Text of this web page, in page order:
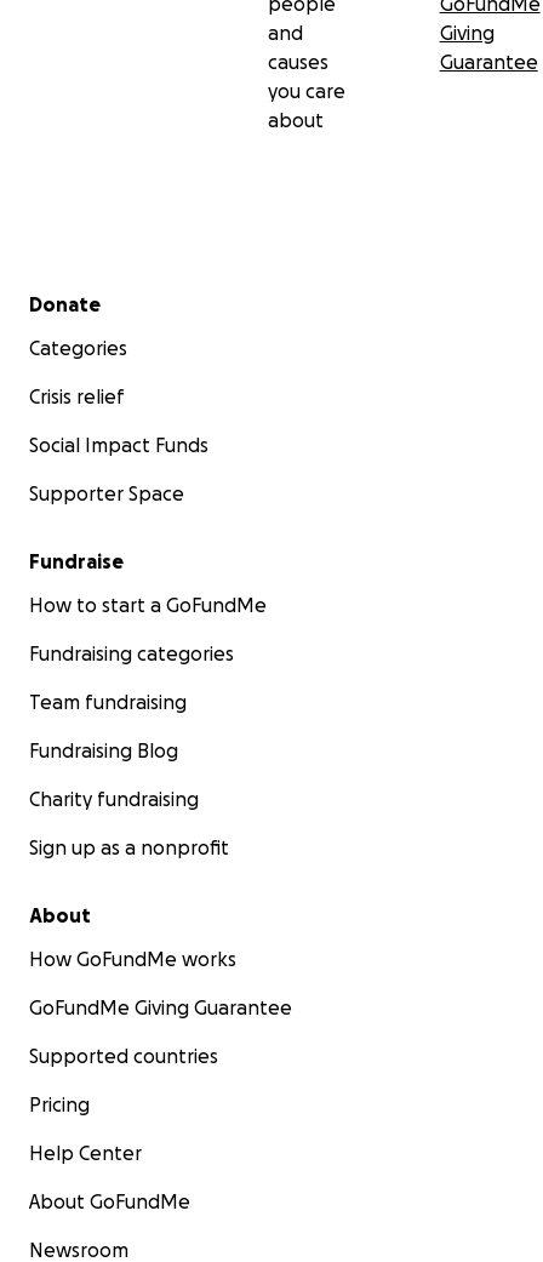
and
causes
you care
about
Giving
Guarantee
Secondary menu
Donate
Categories
Crisis relief
Social Impact Funds
Supporter Space
Fundraise
How to start a GoFundMe
Fundraising categories
Team fundraising
Fundraising Blog
Charity fundraising
Sign up as a nonprofit
About
How GoFundMe works
GoFundMe Giving Guarantee
Supported countries
Pricing
Help Center
About GoFundMe
Newsroom